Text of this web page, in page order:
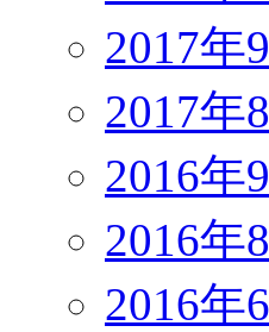
2017年
2017年
2016年
2016年
2016年